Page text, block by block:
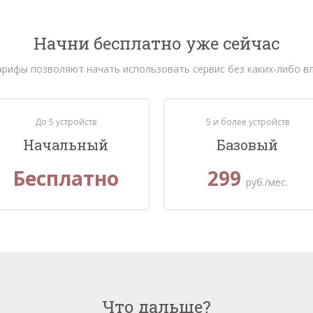
Начни бесплатно уже сейчас
позволяют начать использовать сервис без каких-либо
До 5 устройств
Начальный
Бесплатно
5 и более устройств
Базовый
299 руб./мес.
Что дальше?